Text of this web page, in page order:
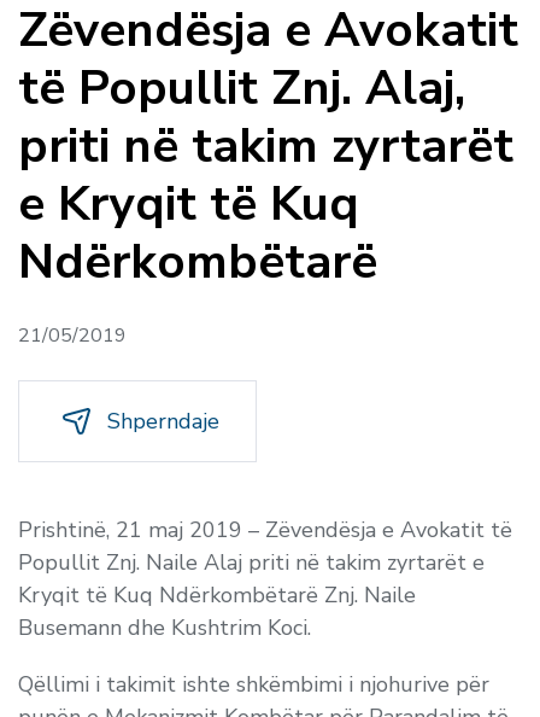
Zëvendësja e Avokatit
të Popullit Znj. Alaj,
priti në takim zyrtarët
e Kryqit të Kuq
Ndërkombëtarë
21/05/2019
Shperndaje
Prishtinë, 21 maj 2019 – Zëvendësja e Avokatit të
Popullit Znj. Naile Alaj priti në takim zyrtarët e
Kryqit të Kuq Ndërkombëtarë Znj. Naile
Busemann dhe Kushtrim Koci.
Qëllimi i takimit ishte shkëmbimi i njohurive për